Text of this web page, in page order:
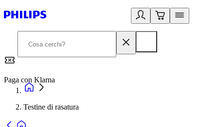
Paga con Klarna
Testine di rasatura